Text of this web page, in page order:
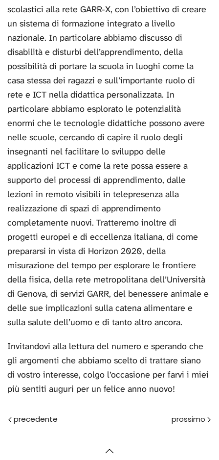
scolastici alla rete GARR-X, con l’obiettivo di creare
un sistema di formazione integrato a livello
nazionale. In particolare abbiamo discusso di
disabilità e disturbi dell’apprendimento, della
possibilità di portare la scuola in luoghi come la
casa stessa dei ragazzi e sull’importante ruolo di
rete e ICT nella didattica personalizzata. In
particolare abbiamo esplorato le potenzialità
enormi che le tecnologie didattiche possono avere
nelle scuole, cercando di capire il ruolo degli
insegnanti nel facilitare lo sviluppo delle
applicazioni ICT e come la rete possa essere a
supporto dei processi di apprendimento, dalle
lezioni in remoto visibili in telepresenza alla
realizzazione di spazi di apprendimento
completamente nuovi. Tratteremo inoltre di
progetti europei e di eccellenza italiana, di come
prepararsi in vista di Horizon 2020, della
misurazione del tempo per esplorare le frontiere
della fisica, della rete metropolitana dell’Università
di Genova, di servizi GARR, del benessere animale e
delle sue implicazioni sulla catena alimentare e
sulla salute dell’uomo e di tanto altro ancora.
Invitandovi alla lettura del numero e sperando che
gli argomenti che abbiamo scelto di trattare siano
di vostro interesse, colgo l’occasione per farvi i miei
più sentiti auguri per un felice anno nuovo!